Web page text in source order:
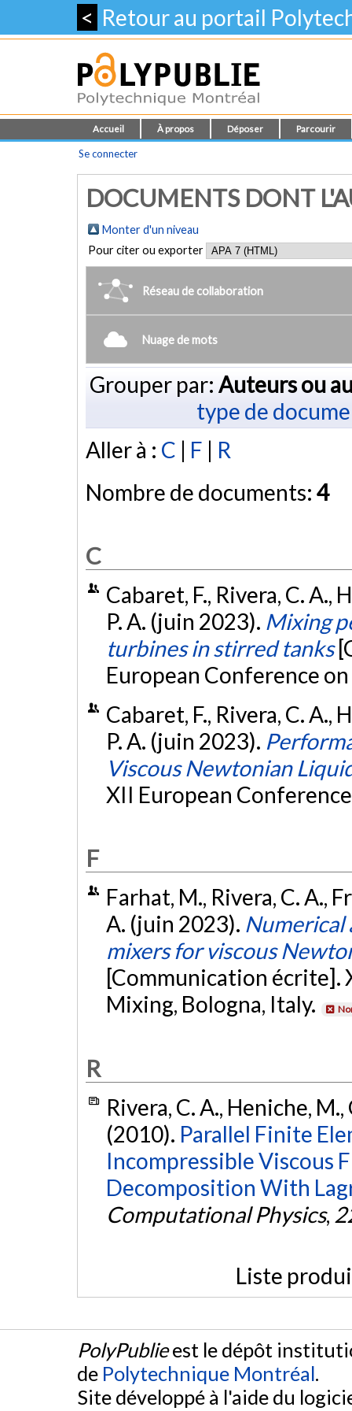
< Retour au portail
Accueil À propos Déposer Parcourir
Se connecter
DOCUMENTS DONT
Monter d'un niveau
Pour citer ou exporter
Réseau de collaboration
Nuage de mots
Grouper par: Auteurs ou
type de
Aller à : C | F | R
Nombre de documents: 4
C
Cabaret, F., Rivera, C. A.,
P. A. (juin 2023). Mixing
turbines in stirred tanks
European Conference
Cabaret, F., Rivera, C. A.,
P. A. (juin 2023).
Viscous Newtonian
XII European
F
Farhat, M., Rivera, C. A.,
A. (juin 2023). Numerical
mixers for viscous
[Communication écrite].
Mixing, Bologna, Italy.
R
Rivera, C. A., Heniche,
(2010). Parallel Finite
Incompressible Viscous
Decomposition With
Computational Physics,
Liste
PolyPublieest le dépôt
de Polytechnique Montréal.
Site développé à l'aide du